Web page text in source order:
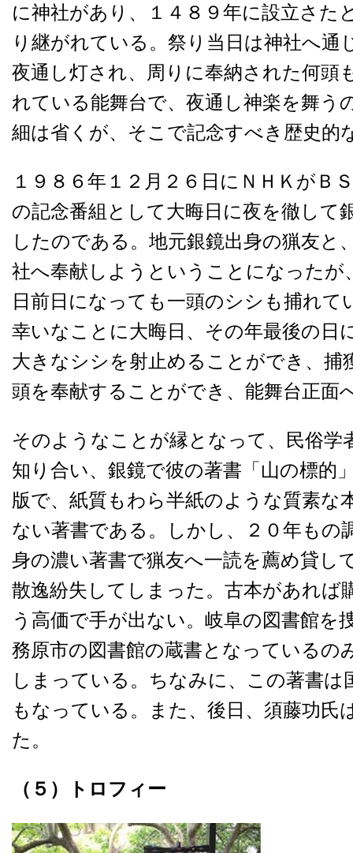
に神社があり、１４８９年に設立さた
り継がれている。祭り当日は神社へ通
夜通し灯され、周りに奉納された何頭
れている能舞台で、夜通し神楽を舞う
細は省くが、そこで記念すべき歴史的
１９８６年１２月２６日にＮＨＫがＢ
の記念番組として大晦日に夜を徹して
したのである。地元銀鏡出身の猟友と
社へ奉献しようということになったが
日前日になっても一頭のシシも捕れて
幸いなことに大晦日、その年最後の日
大きなシシを射止めることができ、捕
頭を奉献することができ、能舞台正面
そのようなことが縁となって、民俗学
知り合い、銀鏡で彼の著書「山の標的
版で、紙質もわら半紙のような質素な
ない著書である。しかし、２０年もの
身の濃い著書で猟友へ一読を薦め貸し
散逸紛失してしまった。古本があれば
う高価で手が出ない。岐阜の図書館を
務原市の図書館の蔵書となっているの
しまっている。ちなみに、この著書は
もなっている。また、後日、須藤功氏
た。
（５） トロフィー